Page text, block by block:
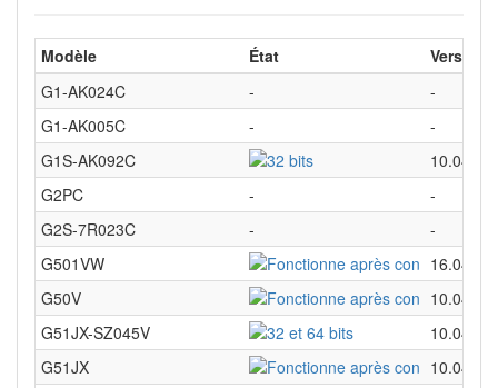
Modèle État
Versions
G1-AK024C
-
-
G1-AK005C
-
-
G1S-AK092C
10.04
G2PC
-
-
G2S-7R023C
-
-
G501VW
16.04
G50V
10.04
G51JX-SZ045V
10.04
G51JX
10.04